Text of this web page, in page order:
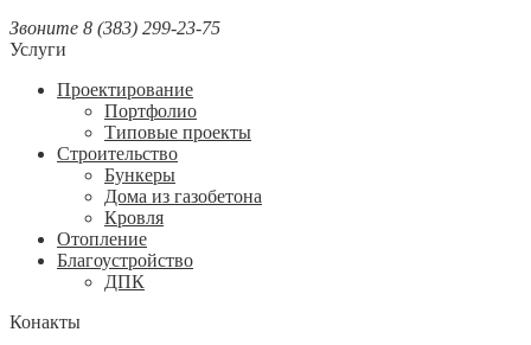
Звоните 8 (383) 299-23-75
Услуги
Проектирование
Портфолио
Типовые проекты
Строительство
Бункеры
Дома из газобетона
Кровля
Отопление
Благоустройство
ДПК
Конакты